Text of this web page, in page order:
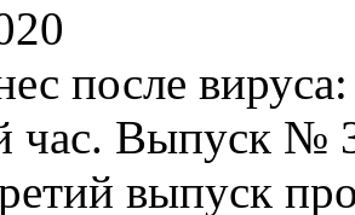
после
час. Выпуск №
выпуск